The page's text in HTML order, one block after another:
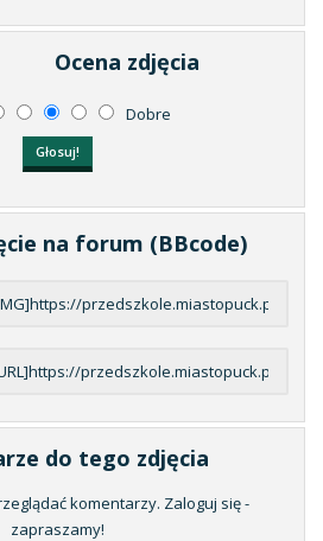
Ocena zdjęcia
Dobre
na forum (BBcode)
do tego zdjęcia
komentarzy. Zaloguj się -
zapraszamy!